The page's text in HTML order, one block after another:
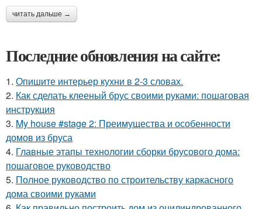
читать дальше →
Последние обновления на сайте:
1. Опишите интерьер кухни в 2-3 словах.
2. Как сделать клееный брус своими руками: пошаговая
инструкция
3. My house #stage 2: Преимущества и особенности
домов из бруса
4. Главные этапы технологии сборки брусового дома:
пошаговое руководство
5. Полное руководство по строительству каркасного
дома своими руками